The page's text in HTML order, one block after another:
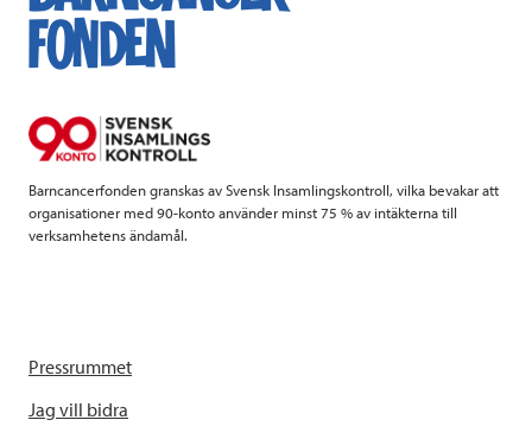
b
k
t
e
Barncancerfonden granskas av Svensk Insamlingskontroll, vilka bevakar att
organisationer med 90-konto använder minst 75 % av intäkterna till
verksamhetens ändamål.
Pressrummet
Jag vill bidra